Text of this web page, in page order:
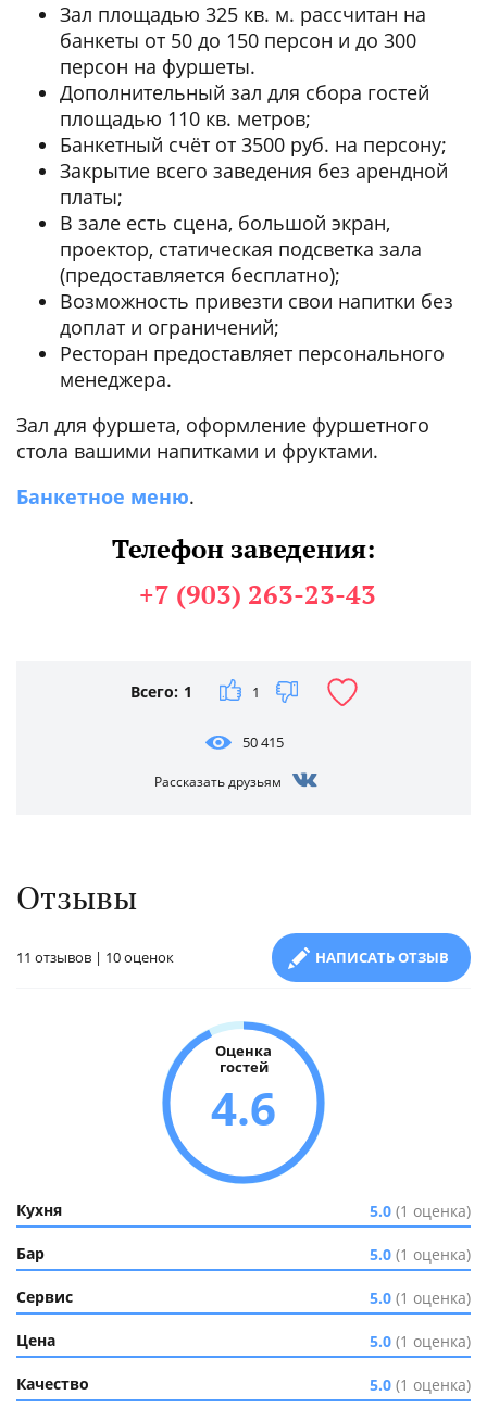
Зал площадью 325 кв. м. рассчитан на
банкеты от 50 до 150 персон и до 300
персон на фуршеты.
Дополнительный зал для сбора гостей
площадью 110 кв. метров;
Банкетный счёт от 3500 руб. на персону;
Закрытие всего заведения без арендной
платы;
В зале есть сцена, большой экран,
проектор, статическая подсветка зала
(предоставляется бесплатно);
Возможность привезти свои напитки без
доплат и ограничений;
Ресторан предоставляет персонального
менеджера.
Зал для фуршета, оформление фуршетного
стола вашими напитками и фруктами.
Банкетное меню.
Телефон заведения:
+7 (903) 263-23-43
Всего: 1 1
50 415
Рассказать друзьям
Отзывы
11 отзывов | 10 оценок НАПИСАТЬ ОТЗЫВ
Оценка
гостей
4.6
Кухня 5.0 (1 оценка)
Бар 5.0 (1 оценка)
Сервис 5.0 (1 оценка)
Цена 5.0 (1 оценка)
Качество 5.0 (1 оценка)